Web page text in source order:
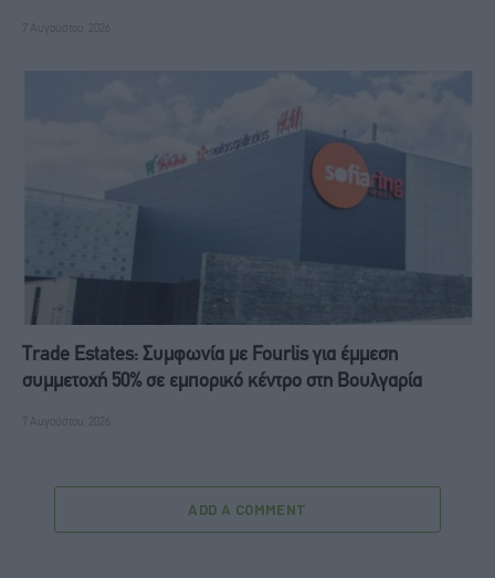
7 Αυγούστου, 2026
Trade Estates: Συμφωνία με Fourlis για έμμεση
συμμετοχή 50% σε εμπορικό κέντρο στη Βουλγαρία
7 Αυγούστου, 2026
ADD A COMMENT